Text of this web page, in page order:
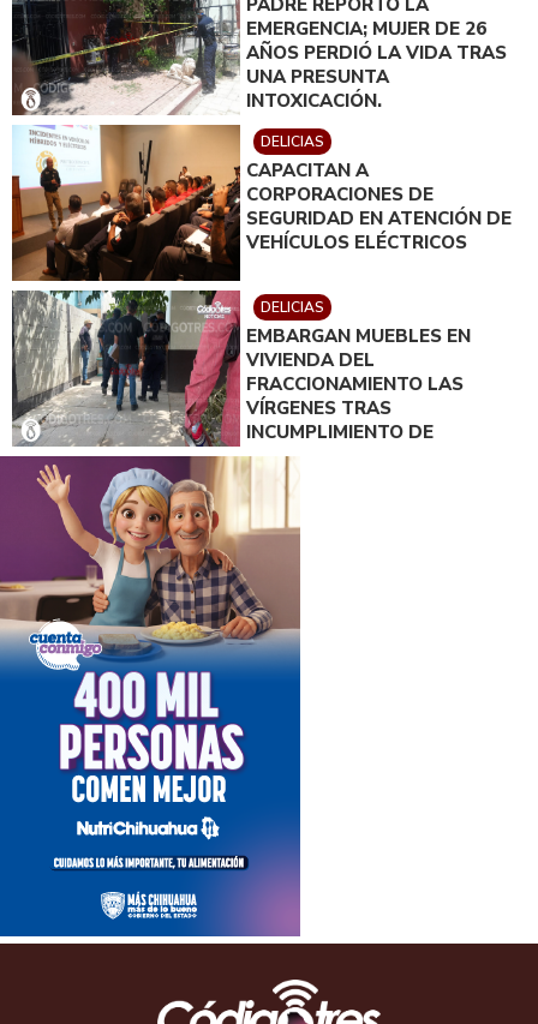
PADRE REPORTÓ LA
EMERGENCIA; MUJER DE 26
AÑOS PERDIÓ LA VIDA TRAS
UNA PRESUNTA
INTOXICACIÓN.
DELICIAS
CAPACITAN A
CORPORACIONES DE
SEGURIDAD EN ATENCIÓN DE
VEHÍCULOS ELÉCTRICOS
DELICIAS
EMBARGAN MUEBLES EN
VIVIENDA DEL
FRACCIONAMIENTO LAS
VÍRGENES TRAS
INCUMPLIMIENTO DE
ACUERDO DE PAGO